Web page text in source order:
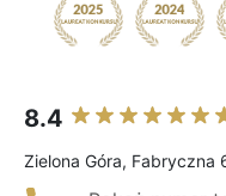
8.4
Zielona Góra, Fabryczna